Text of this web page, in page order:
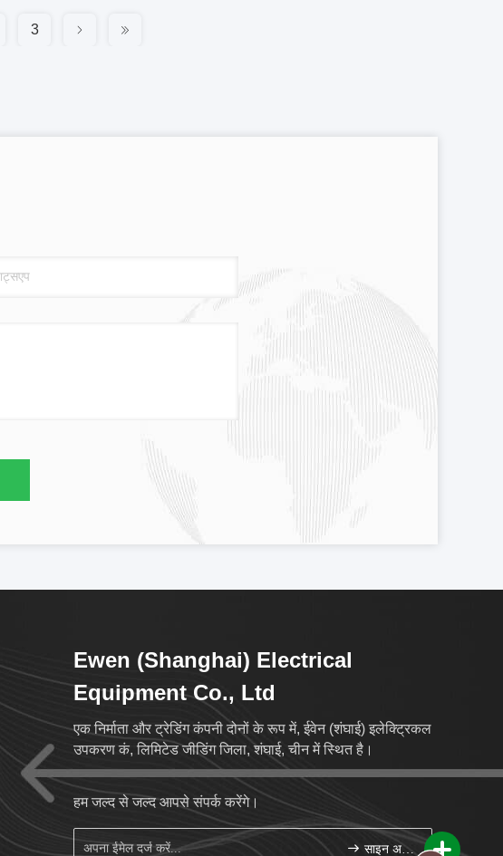
3
Ewen (Shanghai) Electrical
Equipment Co., Ltd
एक निर्माता और ट्रेडिंग कंपनी दोनों के रूप में, ईवेन (शंघाई) इलेक्ट्रिकल
उपकरण कं, लिमिटेड जीडिंग जिला, शंघाई, चीन में स्थित है।
हम जल्द से जल्द आपसे संपर्क करेंगे।
साइन अप करें